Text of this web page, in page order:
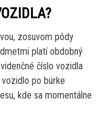
zosuvom pôdy
platí obdobný
číslo vozidla
po búrke
kde sa momentálne